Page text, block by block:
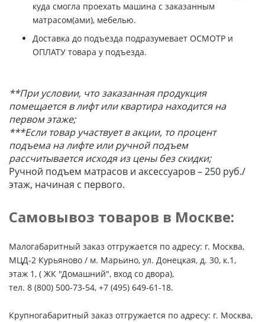
куда смогла проехать машина с заказанным
матрасом(ами), мебелью.
Доставка до подъезда подразумевает ОСМОТР и
ОПЛАТУ товара у подъезда.
**При условии, что заказанная продукция
помещается в лифт или квартира находится на
первом этаже;
***Если товар участвует в акции, то процент
подъема на лифте или ручной подъем
рассчитывается исходя из цены без скидки;
Ручной подъем матрасов и аксессуаров – 250 руб./
этаж, начиная с первого.
Самовывоз товаров в Москве:
Малогабаритный заказ отгружается по адресу: г. Москва,
МЦД-2 Курьяново / м. Марьино, ул. Донецкая, д. 30, к.1,
этаж 1, ( ЖК "Домашний", вход со двора),
тел. 8 (800) 500-73-54, +7 (495) 649-61-18.
Крупногабаритный заказ отгружается по адресу: г. Москва,